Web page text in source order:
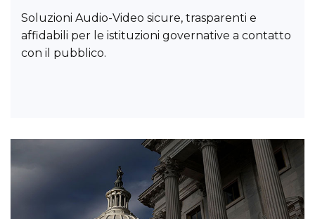
Soluzioni Audio-Video sicure, trasparenti e
affidabili per le istituzioni governative a contatto
con il pubblico.